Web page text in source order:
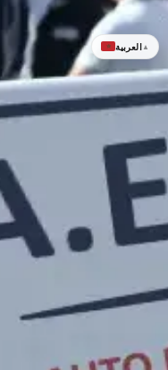
العربية▲